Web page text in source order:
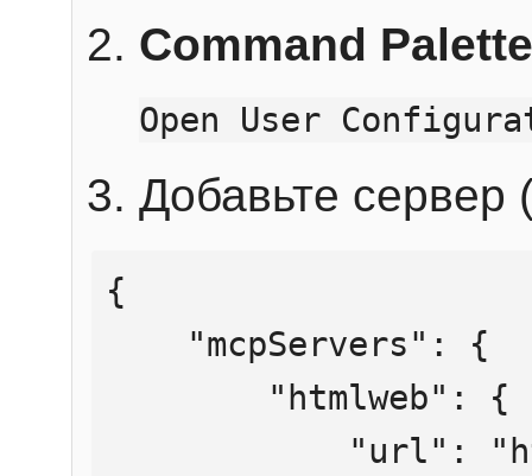
Command Palette
Open User
Добавьте сервер
{